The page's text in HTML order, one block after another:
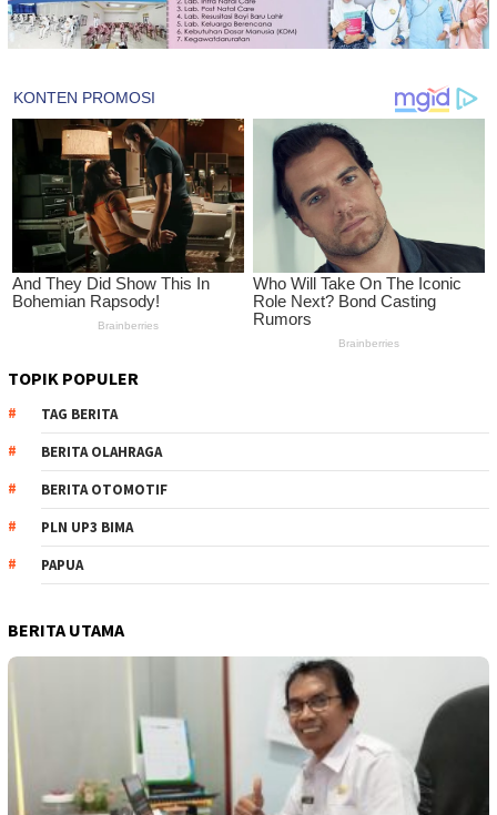
TOPIK POPULER
TAG BERITA
BERITA OLAHRAGA
BERITA OTOMOTIF
PLN UP3 BIMA
PAPUA
BERITA UTAMA